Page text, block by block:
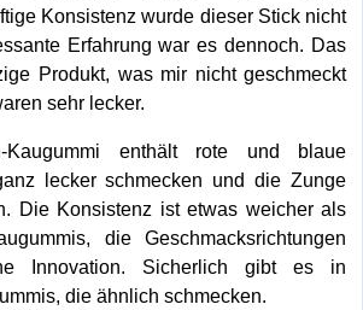
Konsistenz wurde dieser Stick nicht
Erfahrung war es dennoch. Das
Produkt, was mir nicht geschmeckt
sehr lecker.
Kaugummi enthält rote und blaue
lecker schmecken und die Zunge
Die Konsistenz ist etwas weicher als
die Geschmacksrichtungen
Innovation. Sicherlich gibt es in
die ähnlich schmecken.